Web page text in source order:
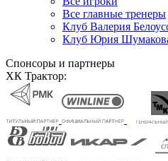
Все главные тренеры
Клуб Валерия
Клуб Юрия
Спонсоры и партнеры
ХК Трактор: